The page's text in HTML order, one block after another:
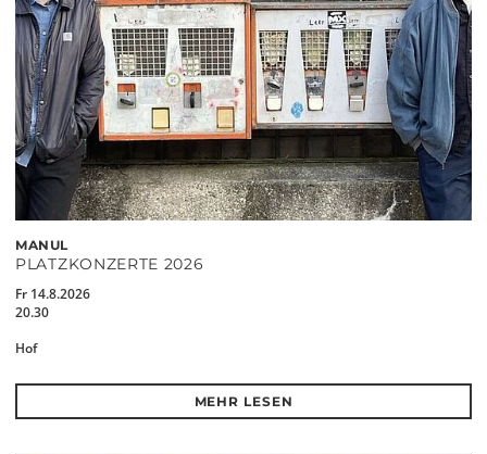
MANUL
PLATZKONZERTE 2026
Fr 14.8.2026
20.30
Hof
MEHR LESEN